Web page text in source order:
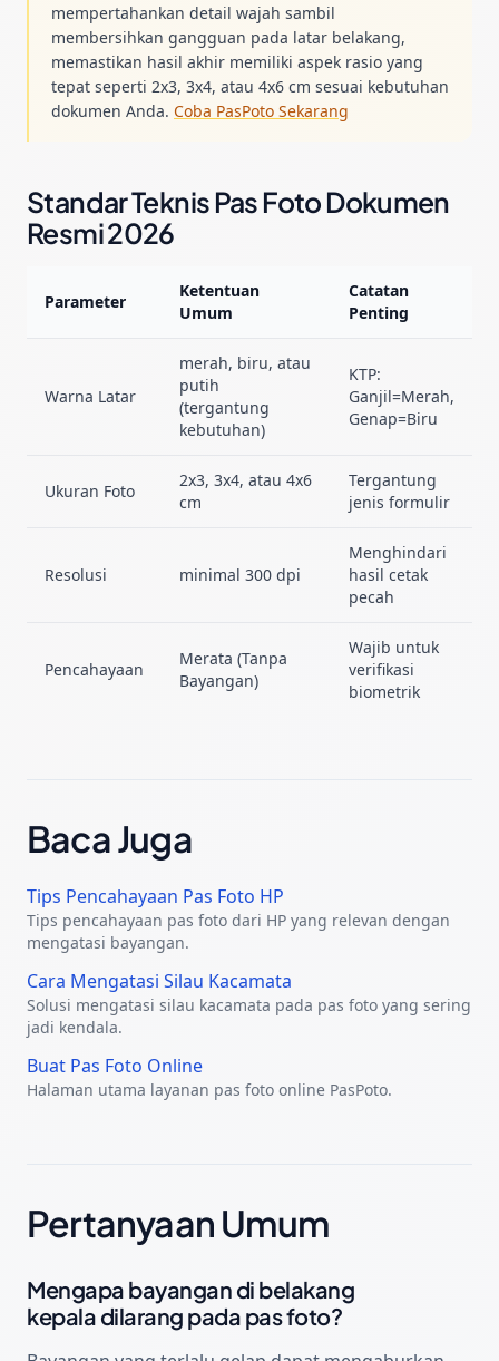
mempertahankan detail wajah sambil
membersihkan gangguan pada latar belakang,
memastikan hasil akhir memiliki aspek rasio yang
tepat seperti 2x3, 3x4, atau 4x6 cm sesuai kebutuhan
dokumen Anda. Coba PasPoto Sekarang
Standar Teknis Pas Foto Dokumen
Resmi 2026
Parameter
Ketentuan
Umum
Catatan
Penting
Warna Latar
merah, biru, atau
putih
(tergantung
kebutuhan)
KTP:
Ganjil=Merah,
Genap=Biru
Ukuran Foto
2x3, 3x4, atau 4x6
cm
Tergantung
jenis formulir
Resolusi minimal 300 dpi
Menghindari
hasil cetak
pecah
Pencahayaan
Merata (Tanpa
Bayangan)
Wajib untuk
verifikasi
biometrik
Baca Juga
Tips Pencahayaan Pas Foto HP
Tips pencahayaan pas foto dari HP yang relevan dengan
mengatasi bayangan.
Cara Mengatasi Silau Kacamata
Solusi mengatasi silau kacamata pada pas foto yang sering
jadi kendala.
Buat Pas Foto Online
Halaman utama layanan pas foto online PasPoto.
Pertanyaan Umum
Mengapa bayangan di belakang
kepala dilarang pada pas foto?